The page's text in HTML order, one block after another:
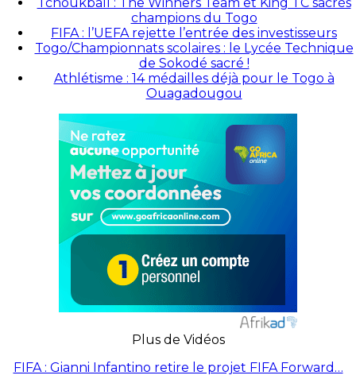
champions du Togo
FIFA : l’UEFA rejette l’entrée des investisseurs
Togo/Championnats scolaires : le Lycée Technique
de Sokodé sacré !
Athlétisme : 14 médailles déjà pour le Togo à
Ouagadougou
Plus de Vidéos
FIFA : Gianni Infantino retire le projet FIFA Forward…